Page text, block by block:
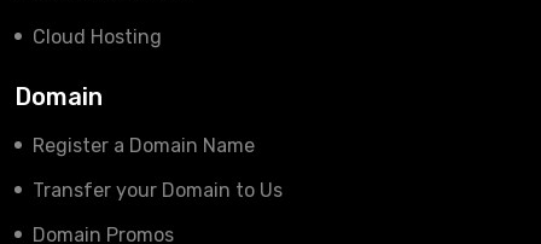
Cloud Hosting
Domain
Register a Domain Name
Transfer your Domain to Us
Domain Promos